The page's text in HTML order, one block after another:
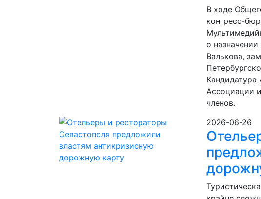
В ходе
конгресс-
о
Валькова,
Кандидатура
Ассоциации
членов.
2026-06-26